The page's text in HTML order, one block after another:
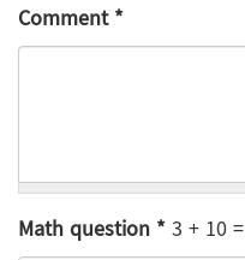
Comment*
Math question*3 + 10 =